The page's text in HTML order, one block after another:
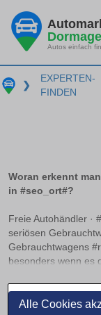
Alle Cookies
Autos einfach
❯
EXPERTEN-
FINDEN
Woran erkennt
in #seo_ort#?
Freie Autohändler ·
seriösen
Gebrauchtwagens
besonders wenn es
Professionelle
Merkmale aus, die
diesem Ratgeber